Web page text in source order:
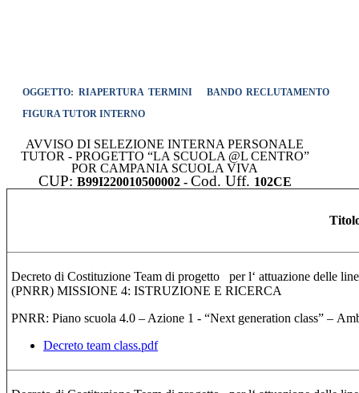
OGGETTO: RIAPERTURA TERMINI
BANDO RECLUTAMENTO
FIGURA TUTOR INTERNO
AVVISO DI SELEZIONE INTERNA PERSONALE
TUTOR - PROGETTO “LA SCUOLA @L CENTRO”
POR CAMPANIA SCUOLA VIVA
CUP: B99I220010500002 - Cod. Uff. 102CE
Decreto di Costituzione Team di progetto per l‘ attuazione delle
(PNRR) MISSIONE 4: ISTRUZIONE E RICERCA
PNRR: Piano scuola 4.0 – Azione 1 - “Next generation class” –
Decreto team class.pdf